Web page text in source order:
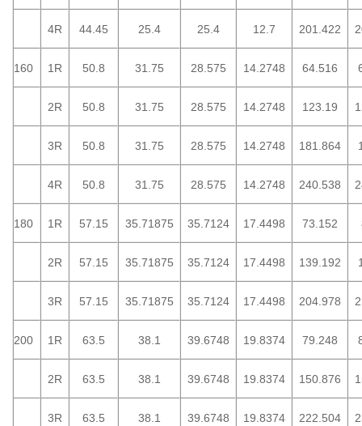
4R 44.45 25.4 25.4 12.7 201.422
160 1R 50.8 31.75 28.575 14.2748 64.516
2R 50.8 31.75 28.575 14.2748 123.19
3R 50.8 31.75 28.575 14.2748 181.864
4R 50.8 31.75 28.575 14.2748 240.538
180 1R 57.15 35.71875 35.7124 17.4498 73.152
2R 57.15 35.71875 35.7124 17.4498 139.192
3R 57.15 35.71875 35.7124 17.4498 204.978
200 1R 63.5 38.1 39.6748 19.8374 79.248
2R 63.5 38.1 39.6748 19.8374 150.876
3R 63.5 38.1 39.6748 19.8374 222.504